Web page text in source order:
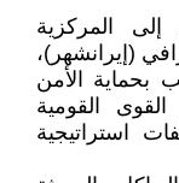
إلى المركزية
(إيرانشهر)،
بحماية الأمن
القومية
استراتيجية